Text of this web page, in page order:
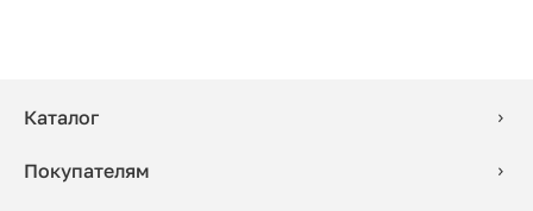
Каталог
Покупателям